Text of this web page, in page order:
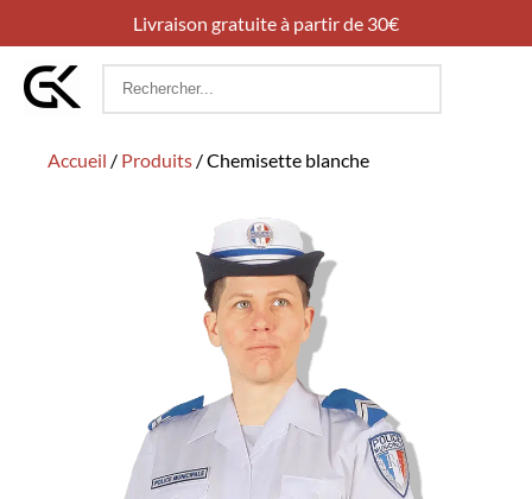
Livraison gratuite à partir de 30€
Rechercher
Accueil / Produits /Chemisette blanche